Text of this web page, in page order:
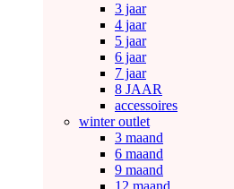
3 jaar
4 jaar
5 jaar
6 jaar
7 jaar
8 JAAR
accessoires
winter outlet
3 maand
6 maand
9 maand
12 maand